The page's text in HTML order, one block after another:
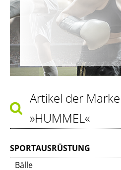
Artikel der Marke
»HUMMEL«
SPORTAUSRÜSTUNG
Bälle